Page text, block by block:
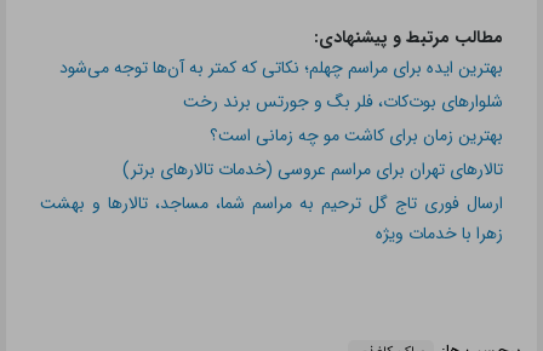
مطالب مرتبط و پیشنهادی:
بهترین ایده برای مراسم چهلم؛ نکاتی که کمتر به آن‌ها توجه می‌شود
شلوارهای بوت‌کات، فلر بگ و جورتس برند رخت
بهترین زمان برای کاشت مو چه زمانی است؟
تالارهای تهران برای مراسم عروسی (خدمات تالارهای برتر)
ارسال فوری تاج گل ترحیم به مراسم شما، مساجد، تالارها و بهشت
زهرا با خدمات ویژه